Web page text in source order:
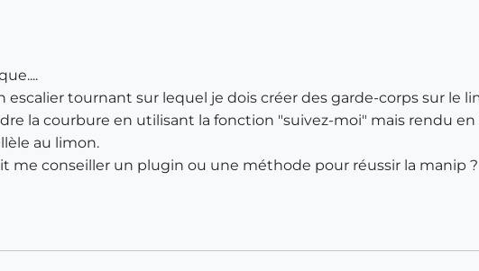
escalier tournant sur lequel je dois créer des garde-corps sur le
la courbure en utilisant la fonction "suivez-moi" mais rendu
au limon.
me conseiller un plugin ou une méthode pour réussir la manip ?